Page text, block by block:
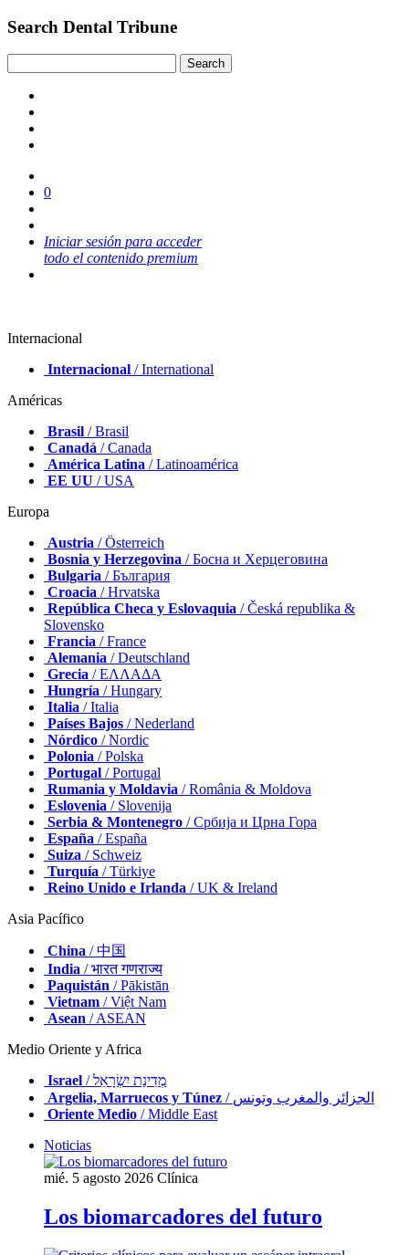
Search Dental Tribune
0
Iniciar sesión para acceder
todo el contenido premium
Internacional
Internacional / International
Américas
Brasil / Brasil
Canadá / Canada
América Latina / Latinoamérica
EE UU / USA
Europa
Austria / Österreich
Bosnia y Herzegovina / Босна и Херцеговина
Bulgaria / България
Croacia / Hrvatska
República Checa y Eslovaquia / Česká republika &
Slovensko
Francia / France
Alemania / Deutschland
Grecia / ΕΛΛΑΔΑ
Hungría / Hungary
Italia / Italia
Países Bajos / Nederland
Nórdico / Nordic
Polonia / Polska
Portugal / Portugal
Rumania y Moldavia / România & Moldova
Eslovenia / Slovenija
Serbia & Montenegro / Србија и Црна Гора
España / España
Suiza / Schweiz
Turquía / Türkiye
Reino Unido e Irlanda / UK & Ireland
Asia Pacífico
China / 中国
India / भारत गणराज्य
Paquistán / Pākistān
Vietnam / Việt Nam
Asean / ASEAN
Medio Oriente y Africa
Israel
/ מְדִינַת יִשְׂרָאֵל
Argelia, Marruecos y Túnez
/ الجزائر والمغرب وتونس
Oriente Medio / Middle East
Noticias
mié. 5 agosto 2026 Clínica
Los biomarcadores del futuro